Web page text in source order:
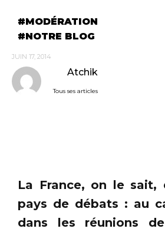
MODÉRATION
NOTRE BLOG
JUIN 17, 2014
Atchik
Tous ses articles
La France, on le sait,
pays de débats : au
dans les réunions